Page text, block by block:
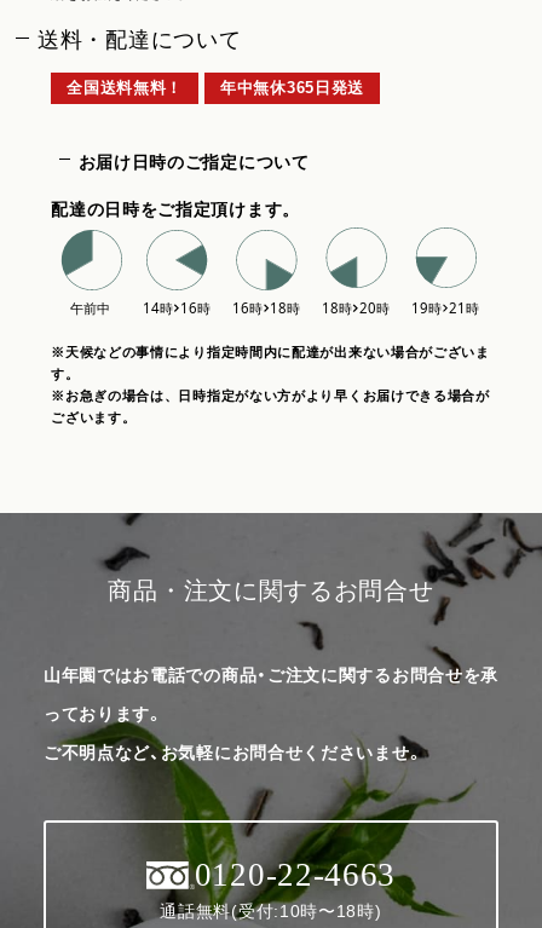
送料・配達について
全国送料無料！ 年中無休365日発送
お届け日時のご指定について
配達の日時をご指定頂けます。
※天候などの事情により指定時間内に配達が出来ない場合がございま
す。
※お急ぎの場合は、日時指定がない方がより早くお届けできる場合が
ございます。
商品・注文に関するお問合せ
山年園ではお電話での商品・ご注文に関するお問合せを承
っております。
ご不明点など、お気軽にお問合せくださいませ。
0120-22-4663
通話無料(受付:10時〜18時)